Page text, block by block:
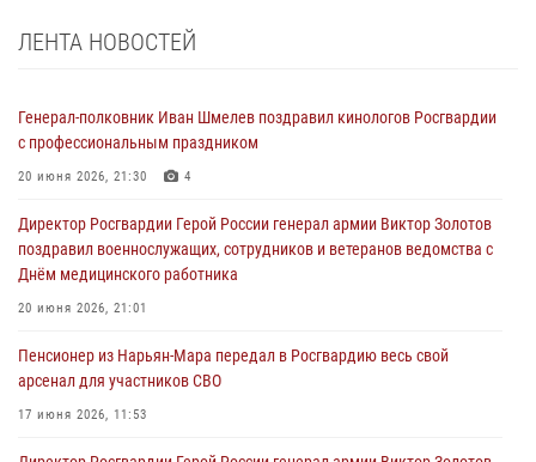
ЛЕНТА НОВОСТЕЙ
Генерал-полковник Иван Шмелев поздравил кинологов Росгвардии
с профессиональным праздником
20 июня 2026, 21:30 4
Директор Росгвардии Герой России генерал армии Виктор Золотов
поздравил военнослужащих, сотрудников и ветеранов ведомства с
Днём медицинского работника
20 июня 2026, 21:01
Пенсионер из Нарьян-Мара передал в Росгвардию весь свой
арсенал для участников СВО
17 июня 2026, 11:53